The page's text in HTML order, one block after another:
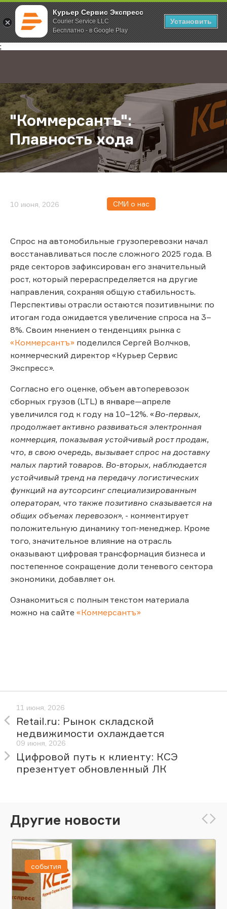
Курьер Сервис Экспресс
Courier Service LLC
Бесплатно - в Google Play
Установить
;
Главная О компании Новости "Коммерсантъ": Плавность хода
"Коммерсантъ":
Плавность хода
10 июня, 2026 СМИ о нас
Спрос на автомобильные грузоперевозки начал
восстанавливаться после сложного 2025 года. В
ряде секторов зафиксирован его значительный
рост, который перераспределяется на другие
направления, сохраняя общую стабильность.
Перспективы отрасли остаются позитивными: по
итогам года ожидается увеличение спроса на 3–
8%. Своим мнением о тенденциях рынка с
«Коммерсантъ» поделился Сергей Волчков,
коммерческий директор «Курьер Сервис
Экспресс».
Согласно его оценке, объем автоперевозок
сборных грузов (LTL) в январе—апреле
увеличился год к году на 10–12%. «Во-первых,
продолжает активно развиваться электронная
коммерция, показывая устойчивый рост продаж,
что, в свою очередь, вызывает спрос на доставку
малых партий товаров. Во-вторых, наблюдается
устойчивый тренд на передачу логистических
функций на аутсорсинг специализированным
операторам, что также позитивно сказывается на
общих объемах перевозок», - комментирует
положительную динамику топ-менеджер. Кроме
того, значительное влияние на отрасль
оказывают цифровая трансформация бизнеса и
постепенное сокращение доли теневого сектора
экономики, добавляет он.
Ознакомиться с полным текстом материала
можно на сайте «Коммерсантъ»
11 июня, 2026
Retail.ru: Рынок складской
недвижимости охлаждается
09 июня, 2026
Цифровой путь к клиенту: КСЭ
презентует обновленный ЛК
Другие новости
события